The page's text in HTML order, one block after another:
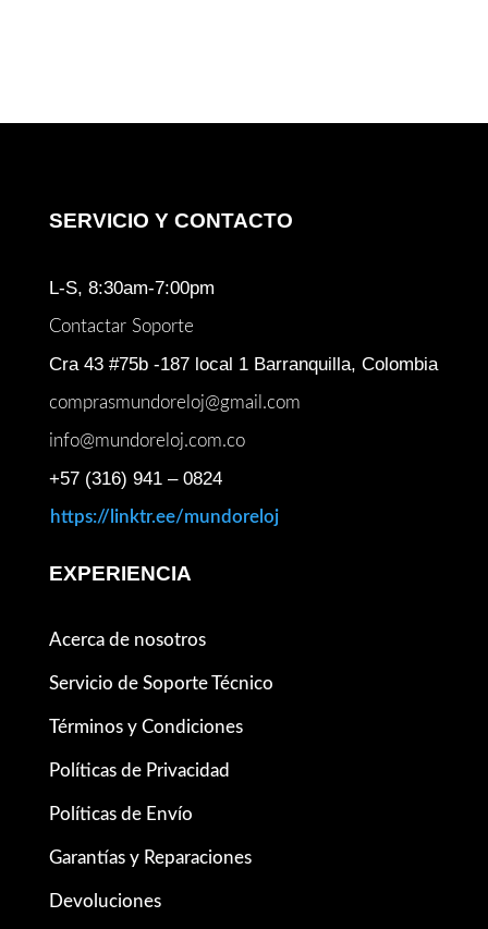
SERVICIO Y CONTACTO
L-S, 8:30am-7:00pm
Contactar Soporte
Cra 43 #75b -187 local 1 Barranquilla, Colombia
comprasmundoreloj@gmail.com
info@mundoreloj.com.co
+57 (316) 941 – 0824
https://linktr.ee/mundoreloj
EXPERIENCIA
Acerca de nosotros
Servicio de Soporte Técnico
Términos y Condiciones
Políticas de Privacidad
Políticas de Envío
Garantías y Reparaciones
Devoluciones